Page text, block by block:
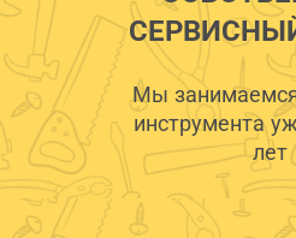
Мы
инструмента
лет